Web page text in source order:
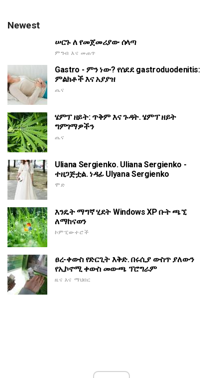
Newest
ሠርጉ ለ የመጀመሪያው ሰላጣ
ምግብ እና መጠጥ
Gastro - ምን ነው? የሰደደ gastroduodenitis:
ምልክቶች እና አያያዝ
ጤና
ሄምፕ ዘይት: ጥቅም እና ጉዳት. ሄምፕ ዘይት
ግምገማዎችን
ጤና
Uliana Sergienko. Uliana Sergienko -
ተዘጋጅቷል. ነዳፊ Ulyana Sergienko
ሞድ
እንዴት ማግኛ ሂደት Windows XP ቡት ጫኚ
ለማከናወን
ኮምፒውተሮች
ፀረ-ቀውስ የድርጊት እቅድ. በሩሲያ ውስጥ ያለውን
የኢኮኖሚ ቀውስ መውጫ ፕሮግራም
ዜና እና ማህበር